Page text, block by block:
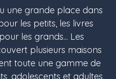
une grande place dans
les petits, les livres
les grands... Les
plusieurs maisons
toute une gamme de
adolescents et adultes,